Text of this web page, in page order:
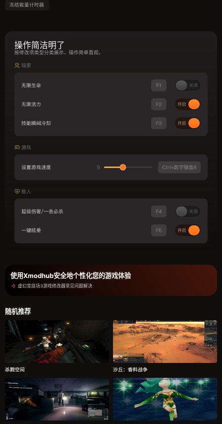
冻结能量计时器
操作简洁明了
按修改项类型分类展示，操作简单直观。
使用Xmodhub安全地个性化您的游戏体验
虚幻竞技场3游戏修改器常见问题解决
随机推荐
杀戮空间 沙丘：香料战争